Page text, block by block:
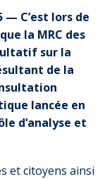
— C’est lors de
la MRC des
sur la
de la
lancée en
d’analyse et
et citoyens ainsi